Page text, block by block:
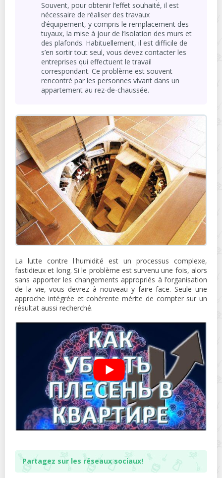
Souvent, pour obtenir l’effet souhaité, il est
nécessaire de réaliser des travaux
d’équipement, y compris le remplacement des
tuyaux, la mise à jour de l’isolation des murs et
des plafonds. Habituellement, il est difficile de
s’en sortir tout seul, vous devez contacter les
entreprises qui effectuent le travail
correspondant. Ce problème est souvent
rencontré par les personnes vivant dans un
appartement au rez-de-chaussée.
La lutte contre l'humidité est un processus complexe,
fastidieux et long. Si le problème est survenu une fois, alors
sans apporter les changements appropriés à l’organisation
de la vie, vous devrez à nouveau y faire face. Seule une
approche intégrée et cohérente mérite de compter sur un
résultat aussi recherché.
Partagez sur les réseaux sociaux!